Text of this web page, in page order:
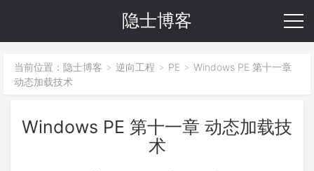
隐士博客
当前位置： 隐士博客 > 逆向工程 > PE > Windows PE 第十一章
动态加载技术
Windows PE 第十一章 动态加载技
术